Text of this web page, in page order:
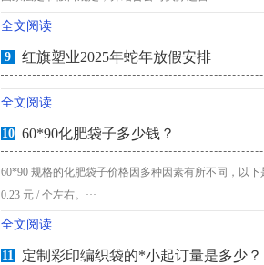
全文阅读
9 红旗塑业2025年蛇年放假安排
全文阅读
10 60*90化肥袋子多少钱？
60*90 规格的化肥袋子价格因多种因素有所不同，以
0.23 元 / 个左右。···
全文阅读
11 定制彩印编织袋的*小起订量是多少？